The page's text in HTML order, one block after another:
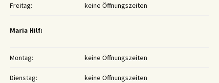
Freitag: keine Öffnungszeiten
Maria Hilf:
Montag: keine Öffnungszeiten
Dienstag: keine Öffnungszeiten